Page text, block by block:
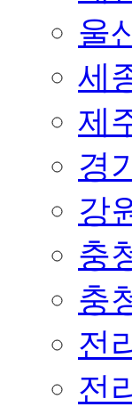
울
세
제
경
강
충
충
전
전